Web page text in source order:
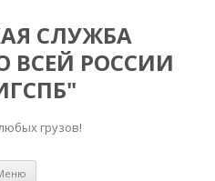
СЛУЖБА
ВСЕЙ РОССИИ
грузов!